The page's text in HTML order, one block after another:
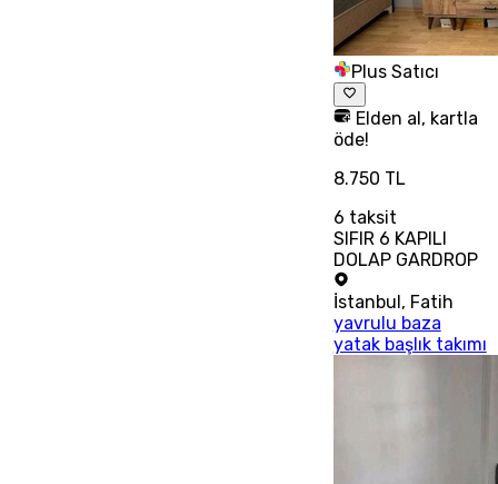
Plus Satıcı
Elden al, kartla
öde!
8.750 TL
6 taksit
SIFIR 6 KAPILI
DOLAP GARDROP
İstanbul , Fatih
yavrulu baza
yatak başlık takımı